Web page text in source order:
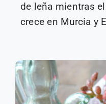
de leña mientras
crece en Murcia y